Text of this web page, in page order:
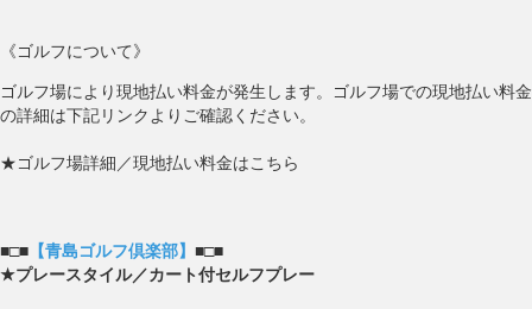
《ゴルフについて》
ゴルフ場により現地払い料金が発生します。ゴルフ場での現地払い料金
の詳細は下記リンクよりご確認ください。
★ゴルフ場詳細／現地払い料金はこちら
■□■ 【青島ゴルフ倶楽部】 ■□■
★プレースタイル／カート付セルフプレー